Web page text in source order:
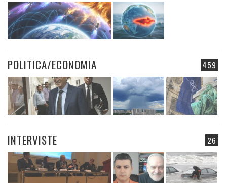
459
POLITICA/ECONOMIA
26
INTERVISTE